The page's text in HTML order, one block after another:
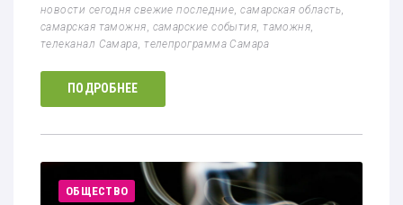
новости сегодня свежие последние ,самарская область,
самарская таможня самарские события ,таможня
телеканал Самара ,телепрограмма Самара
ПОДРОБНЕЕ
ОБЩЕСТВО